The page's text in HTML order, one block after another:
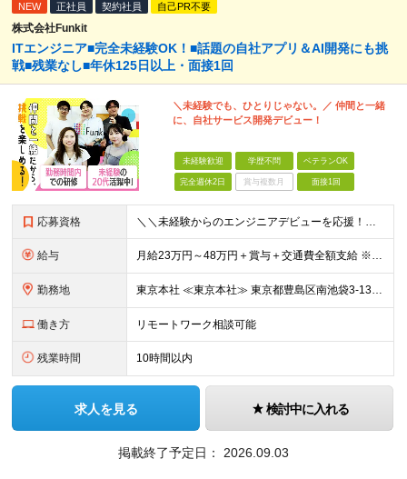
NEW 正社員 契約社員 自己PR不要
株式会社Funkit
ITエンジニア■完全未経験OK！■話題の自社アプリ＆AI開発にも挑
戦■残業なし■年休125日以上・面接1回
＼未経験でも、ひとりじゃない。／ 仲間と一緒
に、自社サービス開発デビュー！
未経験歓迎 学歴不問 ベテランOK
完全週休2日 賞与複数月 面接1回
応募資格 ＼＼未経験からのエンジニアデビューを応援！／／ ★完全未経験OK ★学歴不問 ★第二新卒歓迎 実際に、元ミュージシャンや調理師など、 異業種から転職した先輩も活躍中♪ 10名ほどのチーム体制で、分
給与 月給23万円～48万円＋賞与＋交通費全額支給 ※経験・能力・スキルを考慮して決定します。 ※地方から上京される方には、上京支援金の支給もあります。 ※上記月給には固定残業代（15時間～20時間分／2
勤務地 東京本社 ≪東京本社≫ 東京都豊島区南池袋3-13-8 ホウエイビル9F ★経験者はフルリモート/リモート可 ★通院による早出や遅出にも柔軟に対応 ★池袋駅より徒歩5分の好アクセス ★未経験の方は
働き方 リモートワーク相談可能
残業時間 10時間以内
求人を見る 検討中に入れる
掲載終了予定日： 2026.09.03